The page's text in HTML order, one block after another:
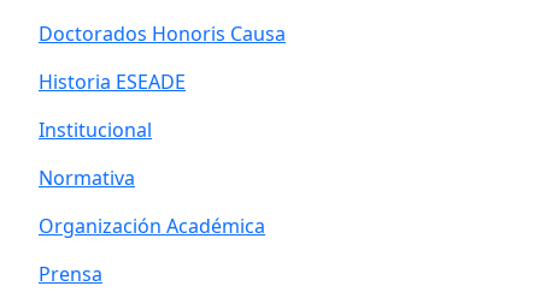
Doctorados Honoris Causa
Historia ESEADE
Institucional
Normativa
Organización Académica
Prensa